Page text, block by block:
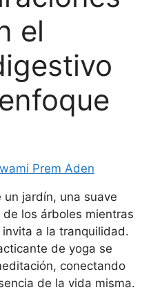
el
Prem Aden
un jardín, una suave
los árboles mientras
a la tranquilidad.
de yoga se
conectando
de la vida misma.